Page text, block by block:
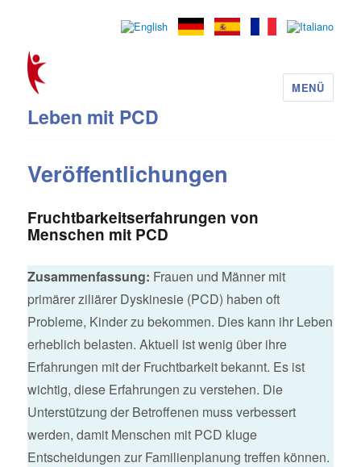
Leben mit PCD
MENÜ
Veröffentlichungen
Fruchtbarkeitserfahrungen von
Menschen mit PCD
Zusammenfassung: Frauen und Männer mit
primärer ziliärer Dyskinesie (PCD) haben oft
Probleme, Kinder zu bekommen. Dies kann ihr Leben
erheblich belasten. Aktuell ist wenig über ihre
Erfahrungen mit der Fruchtbarkeit bekannt. Es ist
wichtig, diese Erfahrungen zu verstehen. Die
Unterstützung der Betroffenen muss verbessert
werden, damit Menschen mit PCD kluge
Entscheidungen zur Familienplanung treffen können.